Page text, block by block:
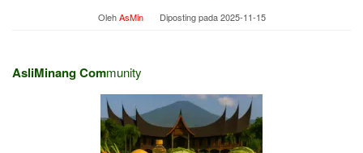
OlehAsMin Diposting pada2025-11-15
AsliMinang Community